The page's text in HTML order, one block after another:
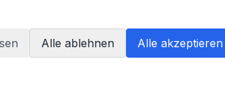
Alle ablehnen Alle akzeptieren